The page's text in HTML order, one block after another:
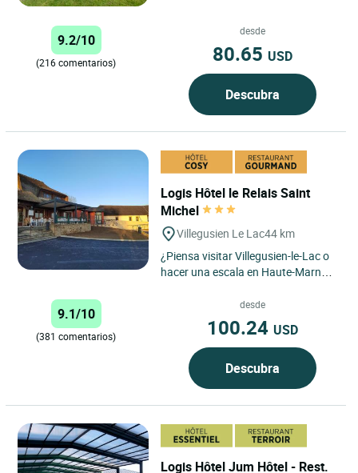
9.2/10
(216 comentarios)
desde
80.65 USD
Descubra
Logis Hôtel le Relais Saint
Michel
Villegusien Le Lac44 km
¿Piensa visitar Villegusien-le-Lac o
hacer una escala en Haute-Marne,
No busque más,...
9.1/10
(381 comentarios)
desde
100.24 USD
Descubra
Logis Hôtel Jum Hôtel - Rest.